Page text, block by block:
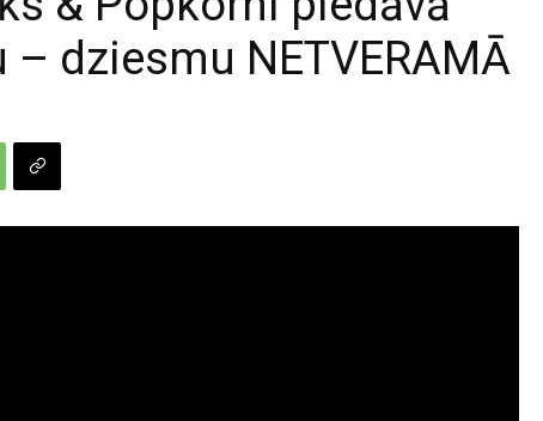
dziesmu NETVERAMĀ